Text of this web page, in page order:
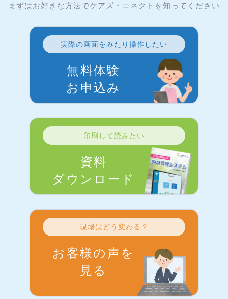
まずはお好きな方法でケアズ・コネクトを知ってください
実際の画面をみたり操作したい
無料体験
お申込み
印刷して読みたい
資料
ダウンロード
現場はどう変わる？
お客様の声を
見る